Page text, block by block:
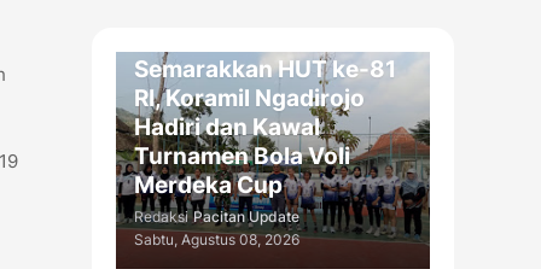
Semarakkan HUT ke-81
RI, Koramil Ngadirojo
Hadiri dan Kawal
Turnamen Bola Voli
Merdeka Cup
Redaksi Pacitan Update
Sabtu, Agustus 08, 2026